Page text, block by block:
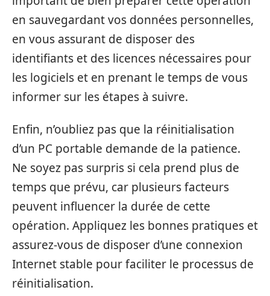
en sauvegardant vos données personnelles,
en vous assurant de disposer des
identifiants et des licences nécessaires pour
les logiciels et en prenant le temps de vous
informer sur les étapes à suivre.
Enfin, n’oubliez pas que la réinitialisation
d’un PC portable demande de la patience.
Ne soyez pas surpris si cela prend plus de
temps que prévu, car plusieurs facteurs
peuvent influencer la durée de cette
opération. Appliquez les bonnes pratiques et
assurez-vous de disposer d’une connexion
Internet stable pour faciliter le processus de
réinitialisation.